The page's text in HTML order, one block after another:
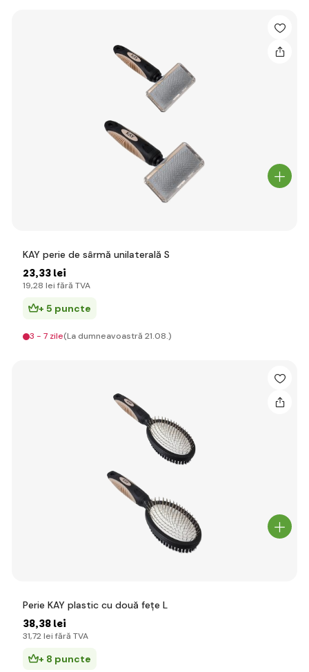
KAY perie de sârmă unilaterală S
23,33 lei
19,28 lei fără TVA
+ 5 puncte
3 - 7 zile(La dumneavoastră 21.08.)
Perie KAY plastic cu două fețe L
38,38 lei
31,72 lei fără TVA
+ 8 puncte